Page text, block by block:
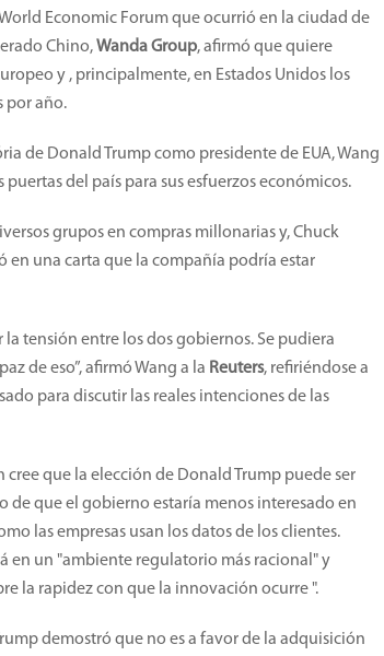
Economic Forum que ocurrió en la ciudad de
Chino,Wanda Group, afirmó que quiere
y , principalmente, en Estados Unidos los
por año.
de Donald Trump como presidente de EUA, Wang
del país para sus esfuerzos económicos.
grupos en compras millonarias y, Chuck
en una carta que la compañía podría estar
tensión entre los dos gobiernos. Se pudiera
de eso”, afirmó Wang a la Reuters, refiriéndose a
para discutir las reales intenciones de las
cree que la elección de Donald Trump puede ser
de que el gobierno estaría menos interesado en
las empresas usan los datos de los clientes.
en un "ambiente regulatorio más racional" y
la rapidez con que la innovación ocurre ".
demostró que no es a favor de la adquisición